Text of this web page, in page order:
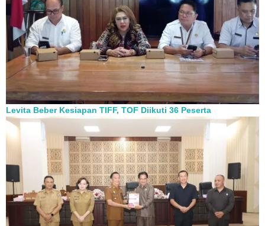
Levita Beber Kesiapan TIFF, TOF Diikuti 36 Peserta